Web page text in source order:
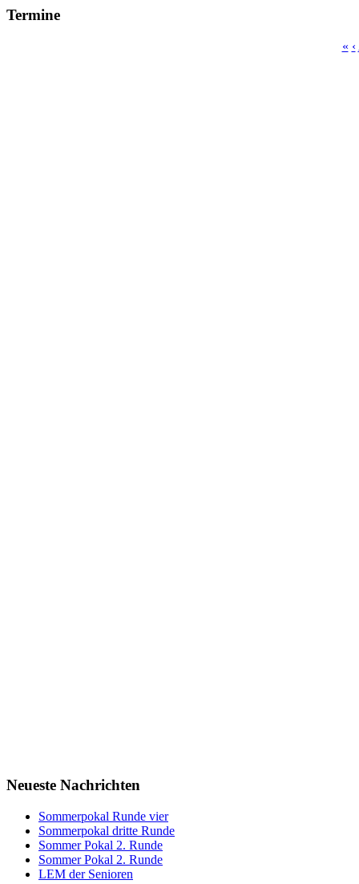
Termine
« ‹
Neueste Nachrichten
Sommerpokal Runde vier
Sommerpokal dritte Runde
Sommer Pokal 2. Runde
Sommer Pokal 2. Runde
LEM der Senioren